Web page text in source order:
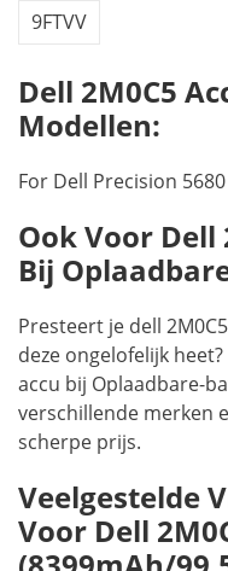
9FTVV
Dell 2M0C5
Modellen:
For Dell Precision
Ook Voor Dell
Bij
Presteert je dell
deze ongelofelijk
accu bij Oplaadbare-
verschillende merken
scherpe prijs.
Veelgestelde
Voor Dell